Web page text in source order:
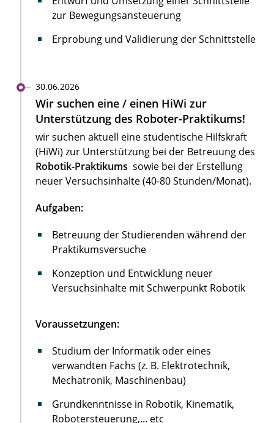
zur Bewegungsansteuerung
Erprobung und Validierung der Schnittstelle
30.06.2026
Wir suchen eine / einen HiWi zur
Unterstützung des Roboter-Praktikums!
wir suchen aktuell eine studentische Hilfskraft
(HiWi) zur Unterstützung bei der Betreuung des
Robotik-Praktikums sowie bei der Erstellung
neuer Versuchsinhalte (40-80 Stunden/Monat).
Aufgaben:
Betreuung der Studierenden während der
Praktikumsversuche
Konzeption und Entwicklung neuer
Versuchsinhalte mit Schwerpunkt Robotik
Voraussetzungen:
Studium der Informatik oder eines
verwandten Fachs (z. B. Elektrotechnik,
Mechatronik, Maschinenbau)
Grundkenntnisse in Robotik, Kinematik,
Robotersteuerung,... etc